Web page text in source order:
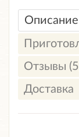
Описание
Отзывы
Доставка